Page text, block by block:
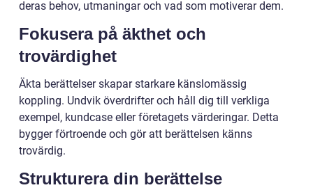
deras behov, utmaningar och vad som motiverar dem.
Fokusera på äkthet och
trovärdighet
Äkta berättelser skapar starkare känslomässig
koppling. Undvik överdrifter och håll dig till verkliga
exempel, kundcase eller företagets värderingar. Detta
bygger förtroende och gör att berättelsen känns
trovärdig.
Strukturera din berättelse